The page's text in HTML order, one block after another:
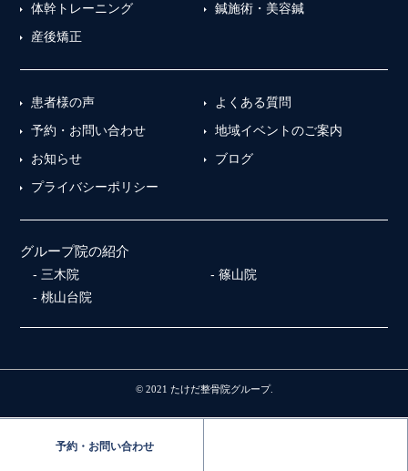
予約・お問い合わせ
体幹トレーニング
鍼施術・美容鍼
産後矯正
患者様の声
よくある質問
予約・お問い合わせ
地域イベントのご案内
お知らせ
ブログ
プライバシーポリシー
グループ院の紹介
三木院
篠山院
桃山台院
© 2021 たけだ整骨院グループ.